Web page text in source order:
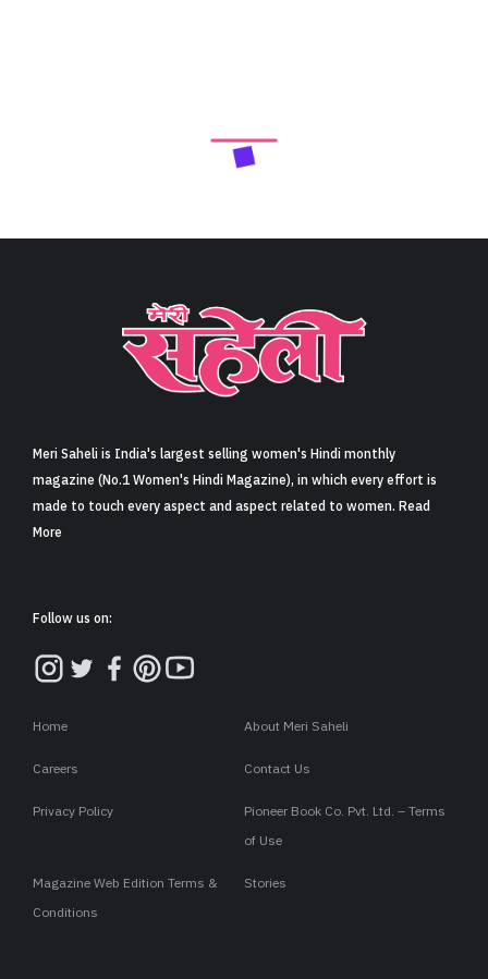
Meri Saheli is India's largest selling women's Hindi monthly
magazine (No.1 Women's Hindi Magazine), in which every effort is
made to touch every aspect and aspect related to women. Read
More
Follow us on:
Home About Meri Saheli
Careers Contact Us
Privacy Policy
Pioneer Book Co. Pvt. Ltd. – Terms
of Use
Magazine Web Edition Terms &
Conditions
Stories